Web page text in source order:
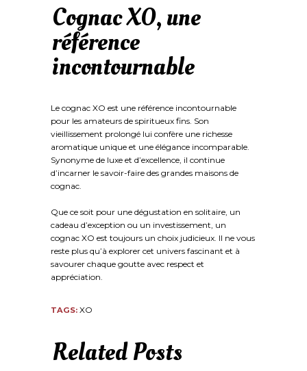
Cognac XO, une
référence
incontournable
Le cognac XO est une référence incontournable
pour les amateurs de spiritueux fins. Son
vieillissement prolongé lui confère une richesse
aromatique unique et une élégance incomparable.
Synonyme de luxe et d’excellence, il continue
d’incarner le savoir-faire des grandes maisons de
cognac.
Que ce soit pour une dégustation en solitaire, un
cadeau d’exception ou un investissement, un
cognac XO est toujours un choix judicieux. Il ne vous
reste plus qu’à explorer cet univers fascinant et à
savourer chaque goutte avec respect et
appréciation.
TAGS: XO
Related Posts